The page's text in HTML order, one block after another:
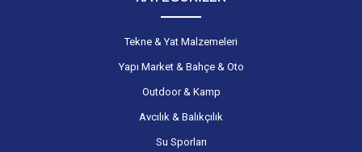
Tekne & Yat Malzemeleri
Yapı Market & Bahçe & Oto
Outdoor & Kamp
Avcılık & Balıkçılık
Su Sporları